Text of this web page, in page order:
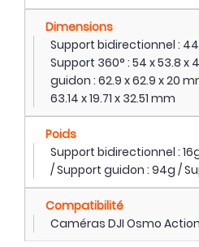
Dimensions
Support bidirectionnel :
Support 360° : 54 x 53.8 x
guidon : 62.9 x 62.9 x 20
63.14 x 19.71 x 32.51 mm
Poids
Support bidirectionnel :
/ Support guidon : 94g /
Compatibilité
Caméras DJI Osmo